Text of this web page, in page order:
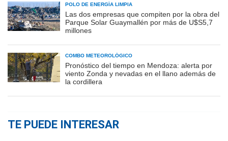
POLO DE ENERGÍA LIMPIA
Las dos empresas que compiten por la obra del
Parque Solar Guaymallén por más de U$S5,7
millones
COMBO METEOROLÓGICO
Pronóstico del tiempo en Mendoza: alerta por
viento Zonda y nevadas en el llano además de
la cordillera
TE PUEDE INTERESAR